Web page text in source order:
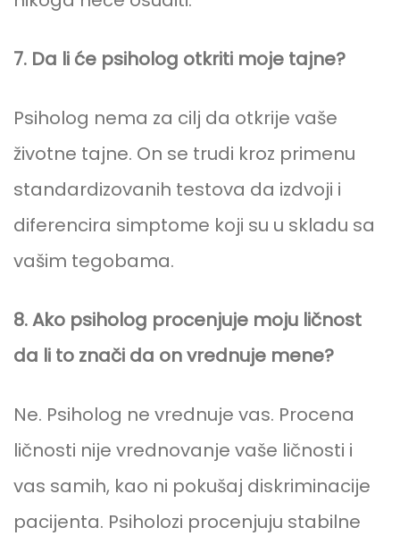
7. Da li će psiholog otkriti moje tajne?
Psiholog nema za cilj da otkrije vaše
životne tajne. On se trudi kroz primenu
standardizovanih testova da izdvoji i
diferencira simptome koji su u skladu sa
vašim tegobama.
8. Ako psiholog procenjuje moju ličnost
da li to znači da on vrednuje mene?
Ne. Psiholog ne vrednuje vas. Procena
ličnosti nije vrednovanje vaše ličnosti i
vas samih, kao ni pokušaj diskriminacije
pacijenta. Psiholozi procenjuju stabilne